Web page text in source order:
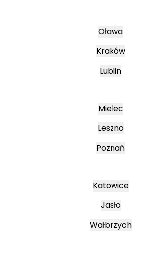
Oława
Kraków
Lublin
Mielec
Leszno
Poznań
Katowice
Jasło
Wałbrzych